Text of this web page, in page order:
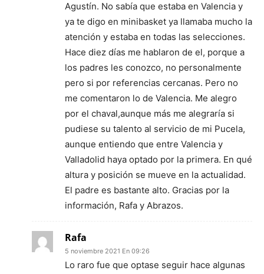
Agustín. No sabía que estaba en Valencia y
ya te digo en minibasket ya llamaba mucho la
atención y estaba en todas las selecciones.
Hace diez días me hablaron de el, porque a
los padres les conozco, no personalmente
pero si por referencias cercanas. Pero no
me comentaron lo de Valencia. Me alegro
por el chaval,aunque más me alegraría si
pudiese su talento al servicio de mi Pucela,
aunque entiendo que entre Valencia y
Valladolid haya optado por la primera. En qué
altura y posición se mueve en la actualidad.
El padre es bastante alto. Gracias por la
información, Rafa y Abrazos.
Rafa
5 noviembre 2021 En 09:26
Lo raro fue que optase seguir hace algunas